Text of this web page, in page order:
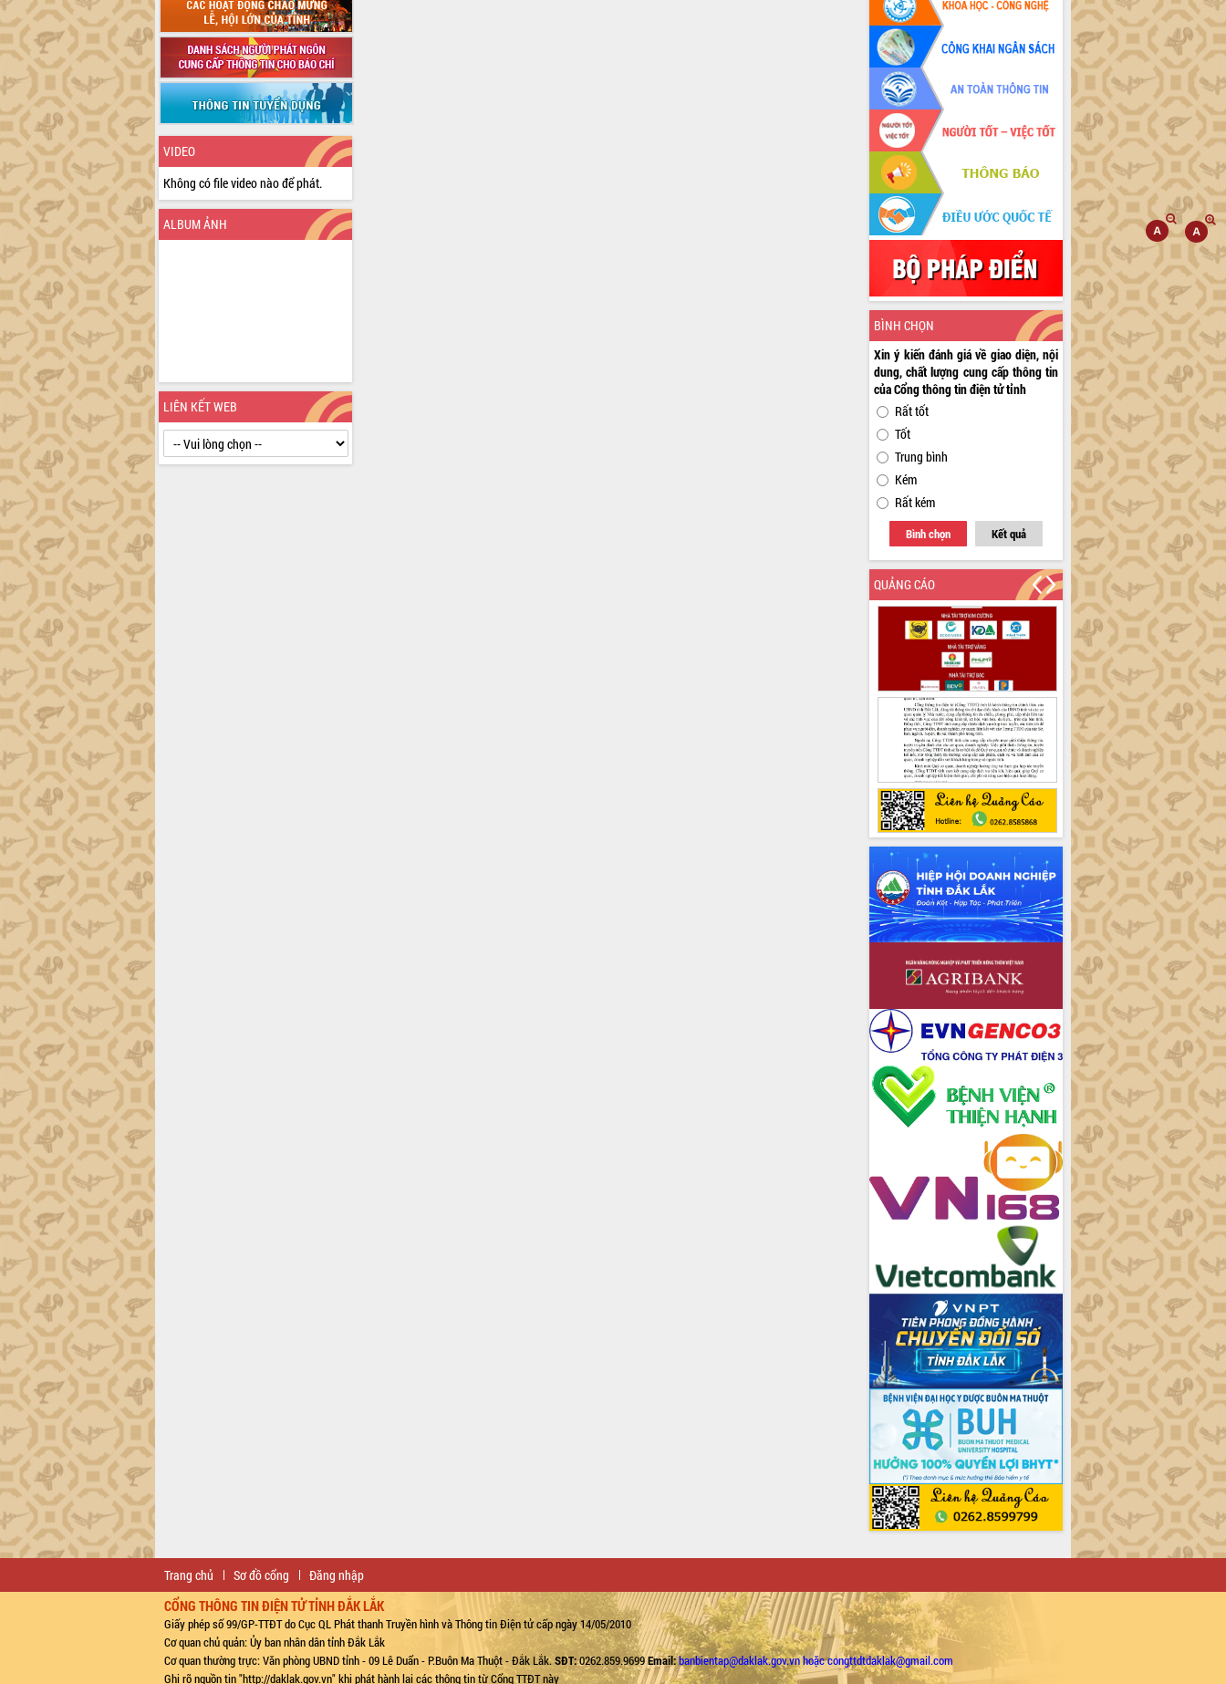
VIDEO
Không có file video nào để phát.
ALBUM ẢNH
LIÊN KẾT WEB
BÌNH CHỌN
Xin ý kiến đánh giá về giao diện, nội
dung, chất lượng cung cấp thông tin
của Cổng thông tin điện tử tỉnh
Rất tốt
Tốt
Trung bình
Kém
Rất kém
Bình chọn Kết quả
QUẢNG CÁO
Trang chủ Sơ đồ cổng Đăng nhập
CỔNG THÔNG TIN ĐIỆN TỬ TỈNH ĐẮK LẮK
Giấy phép số 99/GP-TTĐT do Cục QL Phát thanh Truyền hình và Thông tin Điện tử cấp ngày 14/05/2010
Cơ quan chủ quản: Ủy ban nhân dân tỉnh Đắk Lắk
Cơ quan thường trực: Văn phòng UBND tỉnh - 09 Lê Duẩn - P.Buôn Ma Thuột - Đắk Lắk.SĐT:0262.859.9699Email:banbientap@daklak.gov.vn hoặc congttdtdaklak@gmail.com
Ghi rõ nguồn tin "http://daklak.gov.vn" khi phát hành lại các thông tin từ Cổng TTĐT này